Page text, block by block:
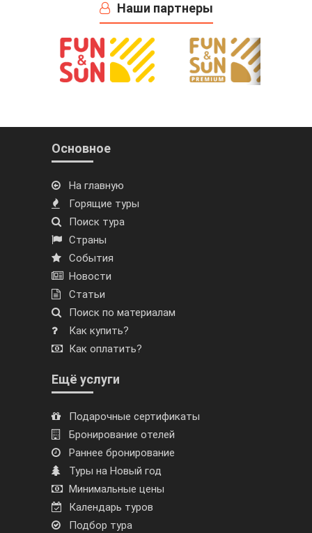
Наши партнеры
Основное
На главную
Горящие туры
Поиск тура
Страны
События
Новости
Статьи
Поиск по материалам
Как купить?
Как оплатить?
Ещё услуги
Подарочные сертификаты
Бронирование отелей
Раннее бронирование
Туры на Новый год
Минимальные цены
Календарь туров
Подбор тура